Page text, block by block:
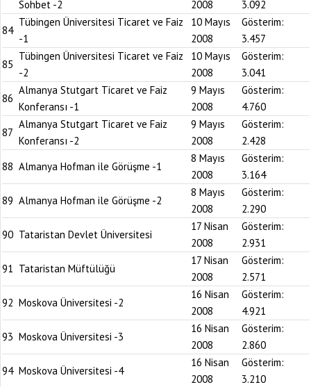
Sohbet -2 2008
3.092
84
Tübingen Üniversitesi Ticaret ve Faiz
-1
10 Mayıs
2008
Gösterim:
3.457
85
Tübingen Üniversitesi Ticaret ve Faiz
-2
10 Mayıs
2008
Gösterim:
3.041
86
Almanya Stutgart Ticaret ve Faiz
Konferansı -1
9 Mayıs
2008
Gösterim:
4.760
87
Almanya Stutgart Ticaret ve Faiz
Konferansı -2
9 Mayıs
2008
Gösterim:
2.428
88 Almanya Hofman ile Görüşme -1
8 Mayıs
2008
Gösterim:
3.164
89 Almanya Hofman ile Görüşme -2
8 Mayıs
2008
Gösterim:
2.290
90 Tataristan Devlet Üniversitesi
17 Nisan
2008
Gösterim:
2.931
91 Tataristan Müftülüğü
17 Nisan
2008
Gösterim:
2.571
92 Moskova Üniversitesi -2
16 Nisan
2008
Gösterim:
4.921
93 Moskova Üniversitesi -3
16 Nisan
2008
Gösterim:
2.860
94 Moskova Üniversitesi -4
16 Nisan
2008
Gösterim:
3.210